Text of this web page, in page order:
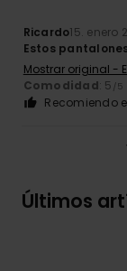
Ricardo15. enero
Estos
Mostrar original -
Comodidad: 5 /5
Recomiendo
Últimos